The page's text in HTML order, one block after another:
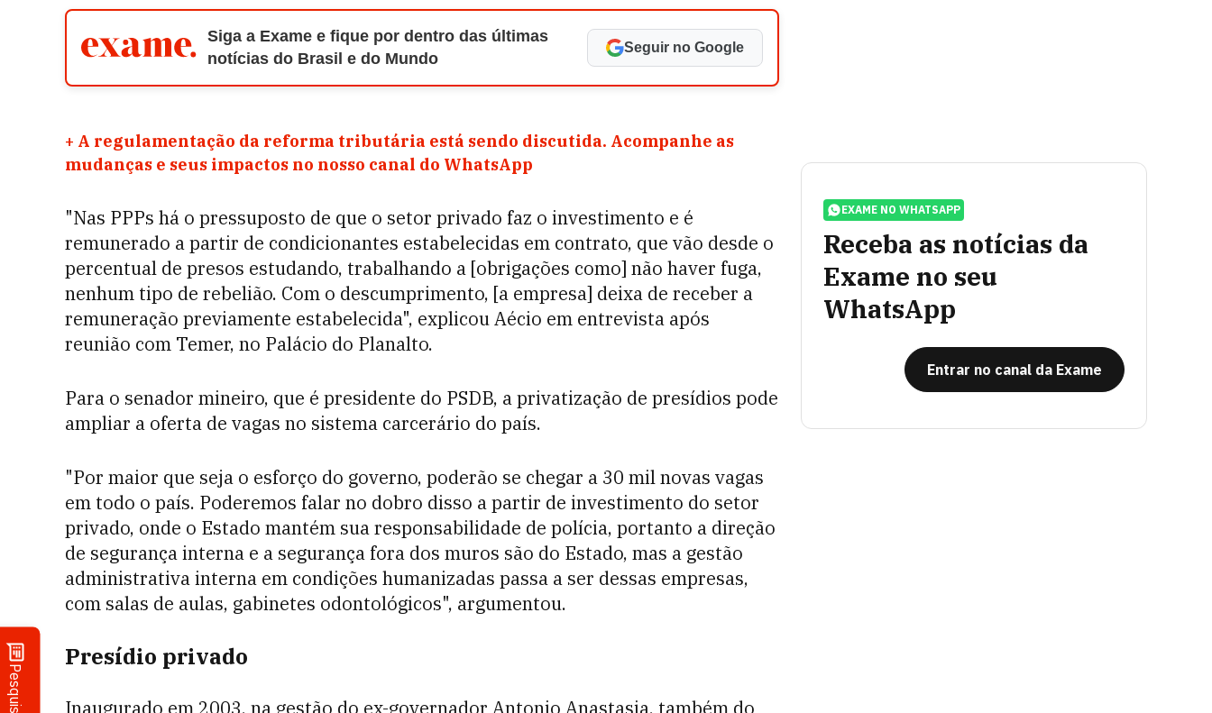
Pesquisa
Siga a Exame e fique por dentro das últimas
notícias do Brasil e do Mundo
Seguir no Google
+ A regulamentação da reforma tributária está sendo discutida. Acompanhe as
mudanças e seus impactos no nosso canal do WhatsApp
"Nas PPPs há o pressuposto de que o setor privado faz o investimento e é
remunerado a partir de condicionantes estabelecidas em contrato, que vão desde o
percentual de presos estudando, trabalhando a [obrigações como] não haver fuga,
nenhum tipo de rebelião. Com o descumprimento, [a empresa] deixa de receber a
remuneração previamente estabelecida", explicou Aécio em entrevista após
reunião com Temer, no Palácio do Planalto.
Para o senador mineiro, que é presidente do PSDB, a privatização de presídios pode
ampliar a oferta de vagas no sistema carcerário do país.
"Por maior que seja o esforço do governo, poderão se chegar a 30 mil novas vagas
em todo o país. Poderemos falar no dobro disso a partir de investimento do setor
privado, onde o Estado mantém sua responsabilidade de polícia, portanto a direção
de segurança interna e a segurança fora dos muros são do Estado, mas a gestão
administrativa interna em condições humanizadas passa a ser dessas empresas,
com salas de aulas, gabinetes odontológicos", argumentou.
Presídio privado
Inaugurado em 2003, na gestão do ex-governador Antonio Anastasia, também do
EXAME NO WHATSAPP
Receba as notícias da
Exame no seu
WhatsApp
Entrar no canal da Exame